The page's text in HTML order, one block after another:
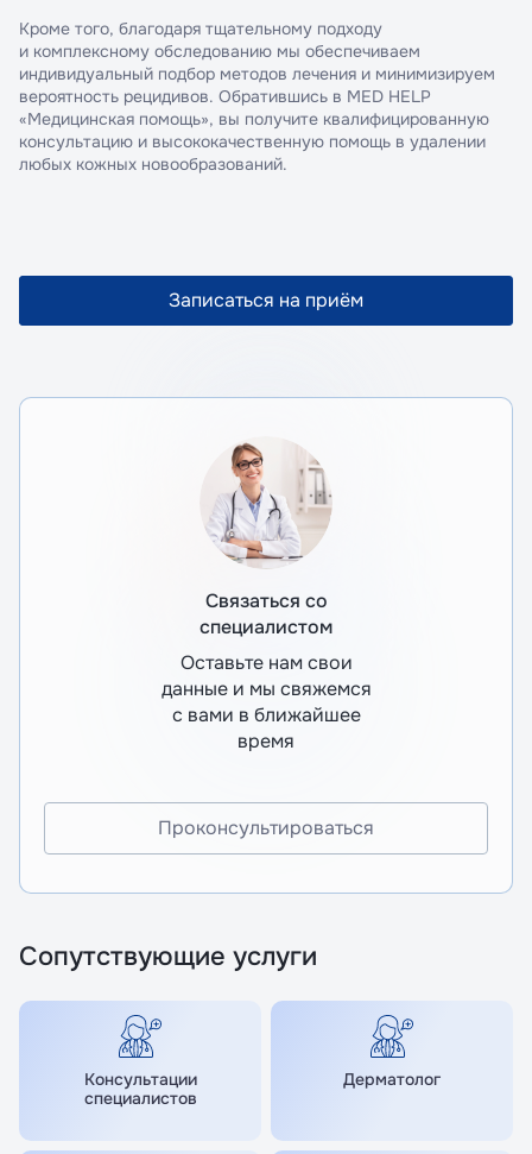
Кроме того, благодаря тщательному подходу
и комплексному обследованию мы обеспечиваем
индивидуальный подбор методов лечения и минимизируем
вероятность рецидивов. Обратившись в MED HELP
«Медицинская помощь», вы получите квалифицированную
консультацию и высококачественную помощь в удалении
любых кожных новообразований.
Записаться на приём
Связаться со
специалистом
Оставьте нам свои
данные и мы свяжемся
с вами в ближайшее
время
Проконсультироваться
Сопутствующие услуги
Консультации
специалистов
Дерматолог
персональных данных
персональных данных